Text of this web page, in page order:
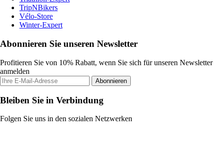
TripNBikers
Vélo-Store
Winter-Expert
Abonnieren Sie unseren Newsletter
Profitieren Sie von 10% Rabatt, wenn Sie sich für unseren Newsletter
anmelden
Abonnieren
Bleiben Sie in Verbindung
Folgen Sie uns in den sozialen Netzwerken